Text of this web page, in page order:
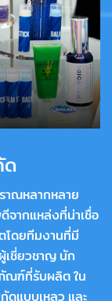
าณหลากหลาย
จากแหล่งที่น่าเชื่อ
ดยทีมงานที่มี
ชี่ยวชาญ นัก
ณฑ์ที่รับผลิต ใน
ดแบบเหลว และ